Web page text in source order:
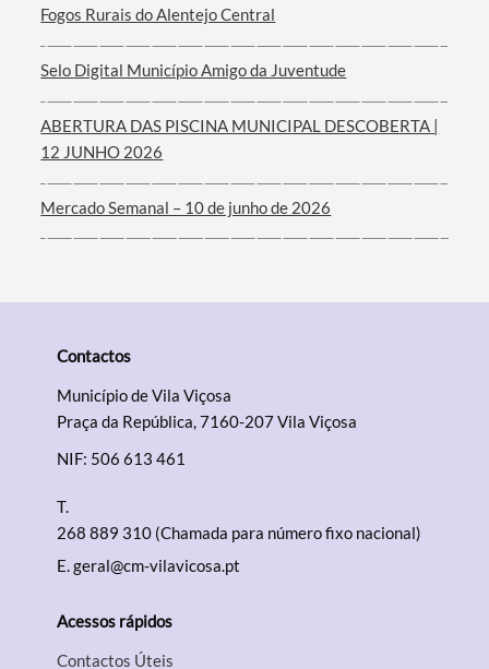
Filtros
Fogos Rurais do Alentejo Central
Selo Digital Município Amigo da Juventude
ABERTURA DAS PISCINA MUNICIPAL DESCOBERTA |
12 JUNHO 2026
Mercado Semanal – 10 de junho de 2026
Contactos
Município de Vila Viçosa
Praça da República, 7160-207 Vila Viçosa
NIF: 506 613 461
T.
268 889 310 (Chamada para número fixo nacional)
E.geral@cm-vilavicosa.pt
Acessos rápidos
Contactos Úteis